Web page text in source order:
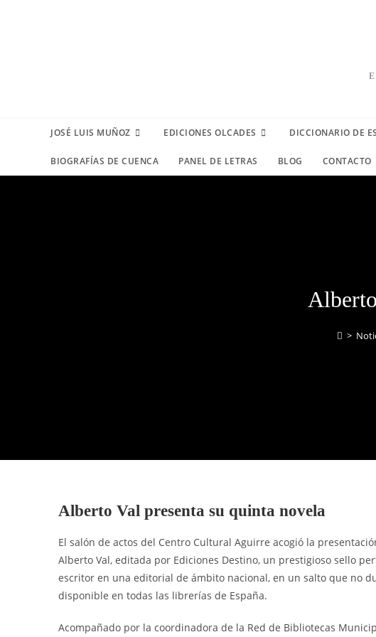
JOSÉ LUIS MUÑOZ EDICIONES OLCADES DICCIONARIO DE
BIOGRAFÍAS DE CUENCA PANEL DE LETRAS BLOG CONTACTO
>
Alberto Val presenta su quinta novela
El salón de actos del Centro Cultural Aguirre acogió la
Alberto Val, editada por Ediciones Destino, un prestigioso sello
escritor en una editorial de ámbito nacional, en un salto que no
disponible en todas las librerías de España.
Acompañado por la coordinadora de la Red de Bibliotecas